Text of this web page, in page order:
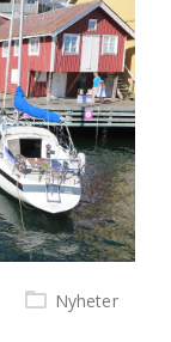
Nyheter